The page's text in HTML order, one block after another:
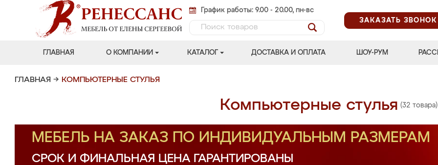
График работы: 9.00 - 20.00, пн-вс
ЗАКАЗАТЬ ЗВОНОК
ГЛАВНАЯ О КОМПАНИИ КАТАЛОГ ДОСТАВКА И ОПЛАТА ШОУ-РУМ
ГЛАВНАЯ → КОМПЬЮТЕРНЫЕ СТУЛЬЯ
Компьютерные стулья (32 товара)
МЕБЕЛЬ НА ЗАКАЗ ПО ИНДИВИДУАЛЬНЫМ РАЗМЕРАМ
СРОК И ФИНАЛЬНАЯ ЦЕНА ГАРАНТИРОВАНЫ